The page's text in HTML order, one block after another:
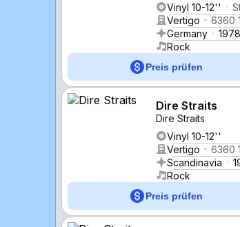
Vinyl 10-12''
Vertigo
6360
Germany
1978
Rock
Preis prüfen
Dire Straits
Dire Straits
Vinyl 10-12''
Vertigo
6360
Scandinavia
Rock
Preis prüfen